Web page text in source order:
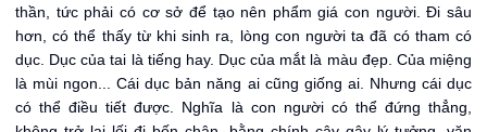
thần, tức phải có cơ sở để tạo nên phẩm giá con người. Đi sâu
hơn, có thể thấy từ khi sinh ra, lòng con người ta đã có tham có
dục. Dục của tai là tiếng hay. Dục của mắt là màu đẹp. Của miệng
là mùi ngon... Cái dục bản năng ai cũng giống ai. Nhưng cái dục
có thể điều tiết được. Nghĩa là con người có thể đứng thẳng,